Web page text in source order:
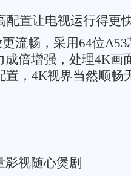
让电视运行得更
畅，采用64位A53
成倍增强，处理4K画
置，4K视界当然顺畅
视随心煲剧